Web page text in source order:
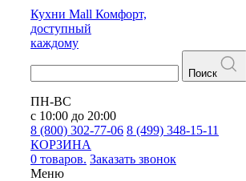
Кухни Mall Комфорт,
доступный
каждому
Поиск
ПН-ВС
с 10:00 до 20:00
8 (800) 302-77-06 8 (499) 348-15-11
КОРЗИНА
0 товаров. Заказать звонок
Меню